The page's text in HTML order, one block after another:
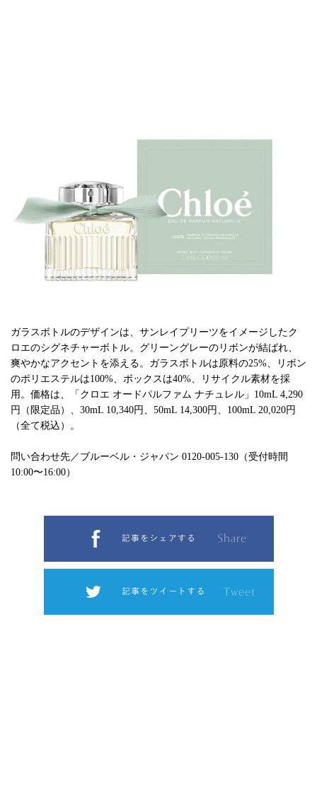
ガラスボトルのデザインは、サンレイプリーツをイメージしたク
ロエのシグネチャーボトル。グリーングレーのリボンが結ばれ、
爽やかなアクセントを添える。ガラスボトルは原料の25%、リボン
のポリエステルは100%、ボックスは40%、リサイクル素材を採
用。価格は、「クロエ オードパルファム ナチュレル」10mL 4,290
円（限定品）、30mL 10,340円、50mL 14,300円、100mL 20,020円
（全て税込）。
問い合わせ先／ブルーベル・ジャパン 0120-005-130（受付時間
10:00〜16:00）